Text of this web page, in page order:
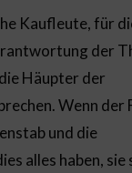
Kaufleute, für
der
Häupter der
Wenn der
und die
alles haben, sie